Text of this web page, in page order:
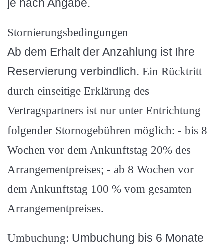
Stornierungsbedingungen
Ab dem Erhalt der Anzahlung ist Ihre
Reservierung verbindlich. Ein Rücktritt
durch einseitige Erklärung des
Vertragspartners ist nur unter Entrichtung
folgender Stornogebühren möglich: - bis 8
Wochen vor dem Ankunftstag 20% des
Arrangementpreises; - ab 8 Wochen vor
dem Ankunftstag 100 % vom gesamten
Arrangementpreises.
Umbuchung: Umbuchung bis 6 Monate